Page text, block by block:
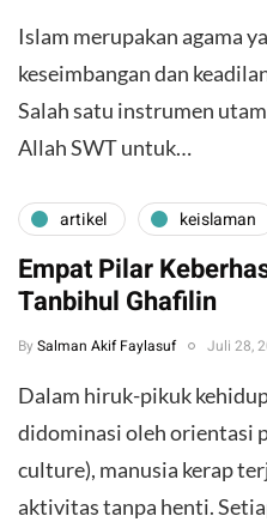
Islam merupakan agama
keseimbangan dan
Salah satu instrumen
Allah SWT untuk…
artikel keislaman
Empat Pilar
Tanbihul Ghafilin
By Salman Akif Faylasuf Juli 28,
Dalam hiruk-pikuk
didominasi oleh orientasi
culture), manusia kerap
aktivitas tanpa henti.